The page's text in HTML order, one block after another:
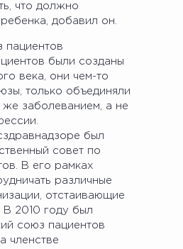
что должно
добавил он.
пациентов
были созданы
века, они чем-то
только объединяли
заболеванием, а не
был
совет по
В его рамках
различные
отстаивающие
В 2010 году был
союз пациентов
членстве